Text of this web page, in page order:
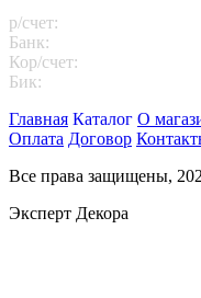
р/счет:
Банк:
Кор/счет:
Бик:
Главная Каталог О
Оплата Договор
Все права защищены,
Эксперт Декора